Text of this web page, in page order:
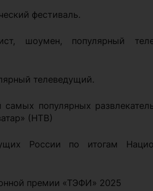
фестиваль.
шоумен, популярный
телеведущий.
популярных
(НТВ)
России по итогам
премии «ТЭФИ» 2025